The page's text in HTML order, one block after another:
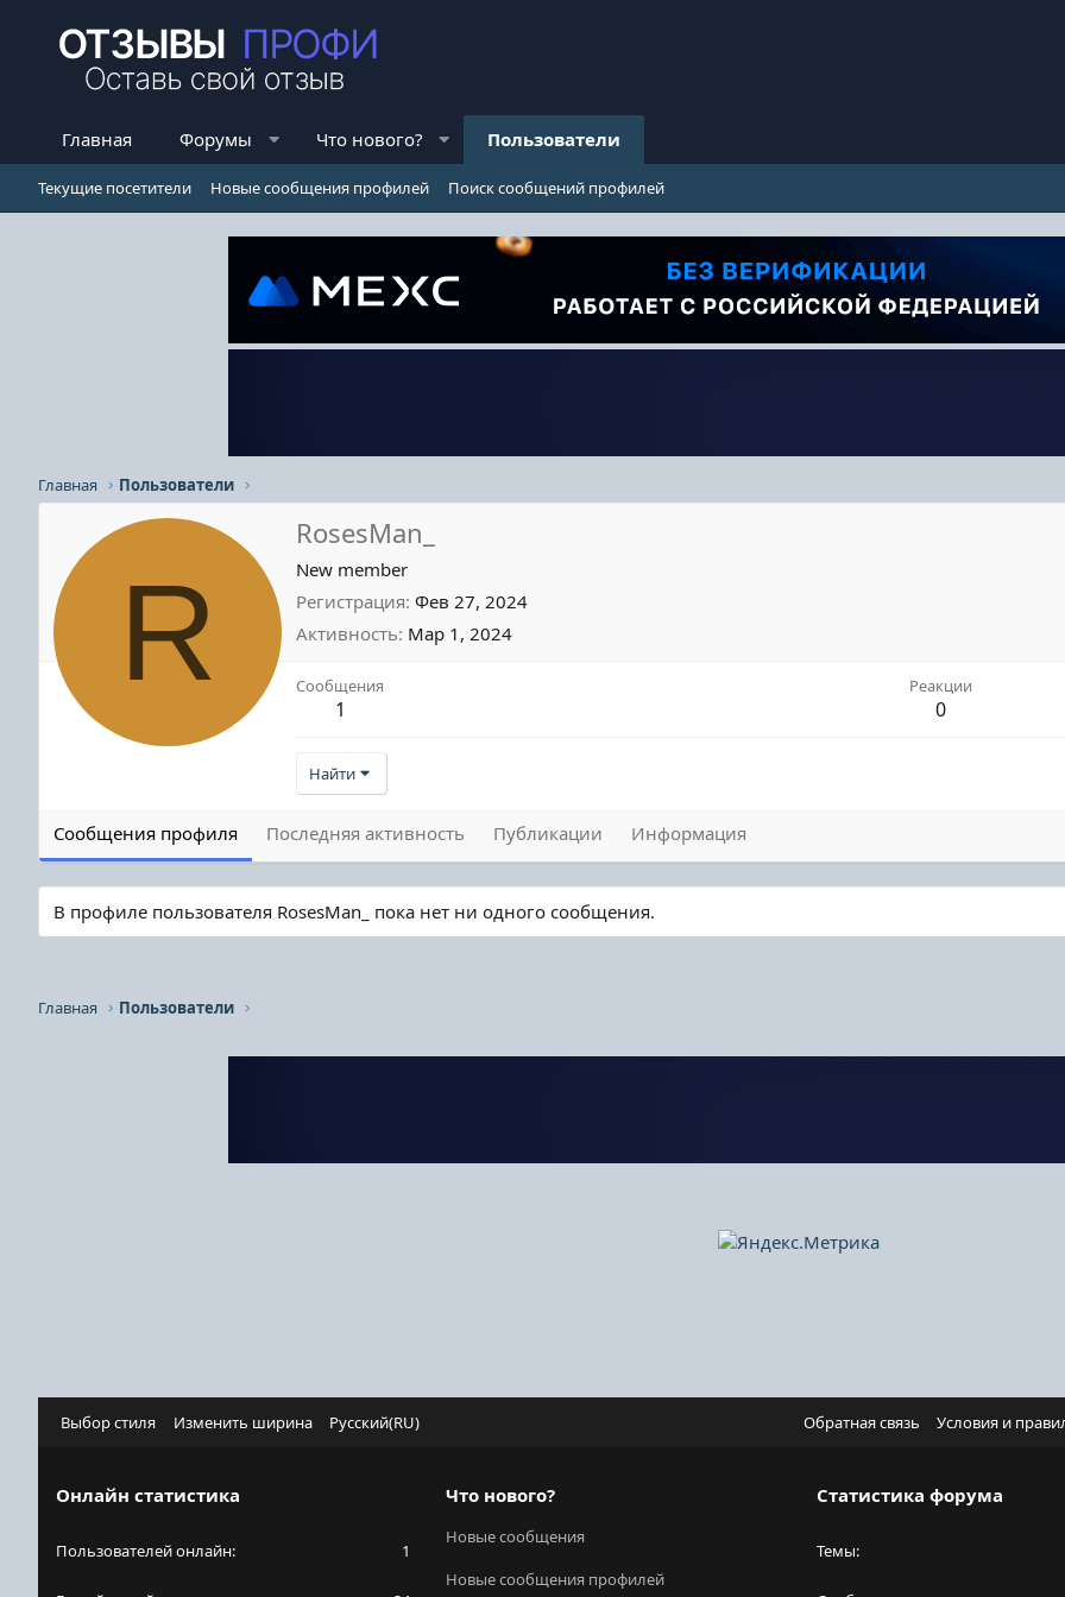
Главная Форумы Что нового? Пользователи
Текущие посетители Новые сообщения профилей Поиск сообщений профилей
Главная Пользователи
R
RosesMan_
New member
Регистрация Фев 27, 2024
Активность Мар 1, 2024
Сообщения
1
Реакции
0
Найти
Сообщения профиля Последняя активность Публикации Информация
В профиле пользователя RosesMan_ пока нет ни одного сообщения.
Главная Пользователи
Выбор стиля Изменить ширина Русский(RU) Обратная связь Условия и
Онлайн статистика
Пользователей онлайн 1
Что нового?
Новые сообщения
Новые сообщения профилей
Статистика форума
Темы